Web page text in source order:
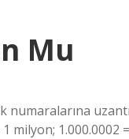
Mu
numaralarına
milyon;